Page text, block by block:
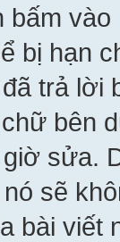
bấm
bị hạn
trả lời
bên
sửa.
sẽ
bài viết